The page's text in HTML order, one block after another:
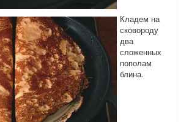
Кладем на
сковороду
два
сложенных
пополам
блина.